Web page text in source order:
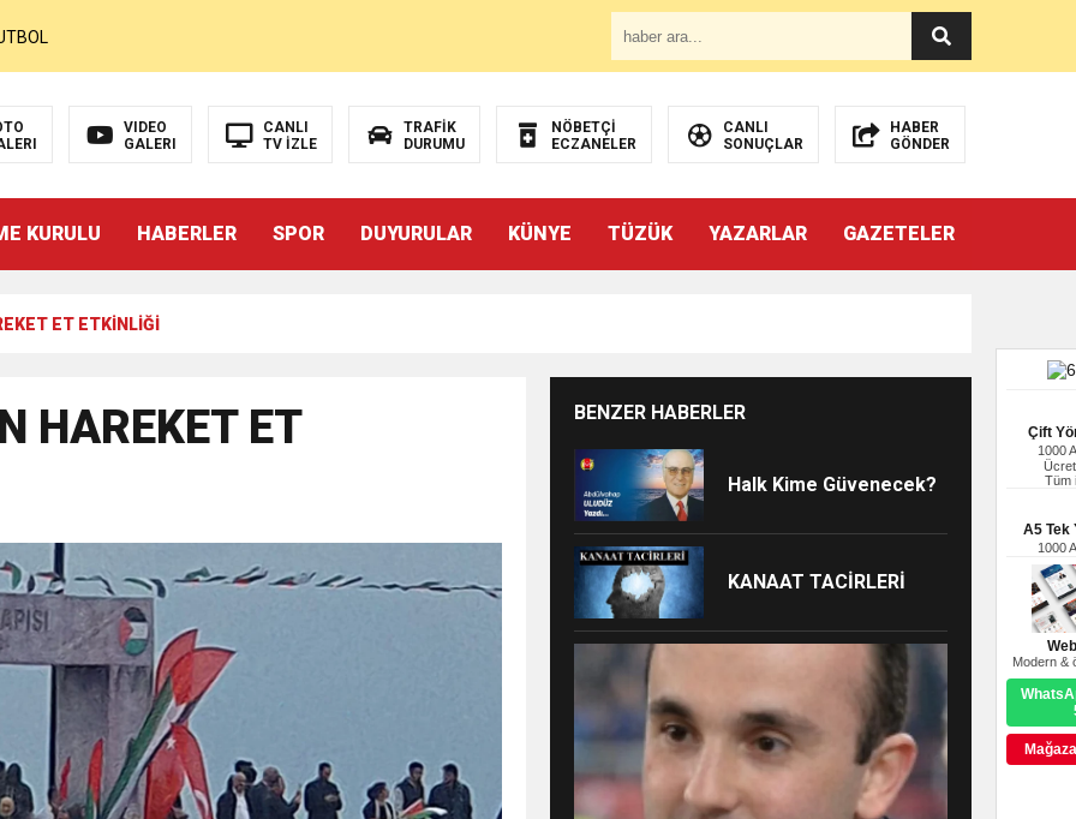
Çift
1000
Tüm
A5 Tek
1000
Modern &
FAZLASINI İSTER
ve Ulaşım Hakkı
YAŞAMAK MI?”
Basın Açıklaması
Muammer Sarıdoğan’a Beşikdüzü’nde hayırlı olsun ziyareti
VIDEO
GALERI
CANLI
TV İZLE
TRAFİK
DURUMU
NÖBETÇİ
ECZANELER
CANLI
SONUÇLAR
HABER
GÖNDER
KURULU HABERLER SPOR DUYURULAR KÜNYE TÜZÜK YAZARLAR GAZETELER
ET ETKİNLİĞİ
HAREKET ET
BENZER HABERLER
Halk Kime Güvenecek?
KANAAT TACİRLERİ